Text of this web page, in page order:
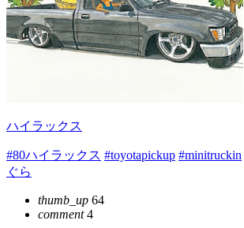
ハイラックス
#80ハイラックス #toyotapickup #minitruckin
ぐら
thumb_up 64
comment4